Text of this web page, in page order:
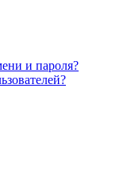
и пароля?